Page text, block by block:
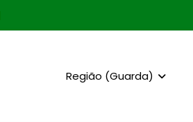
Região (Guarda)